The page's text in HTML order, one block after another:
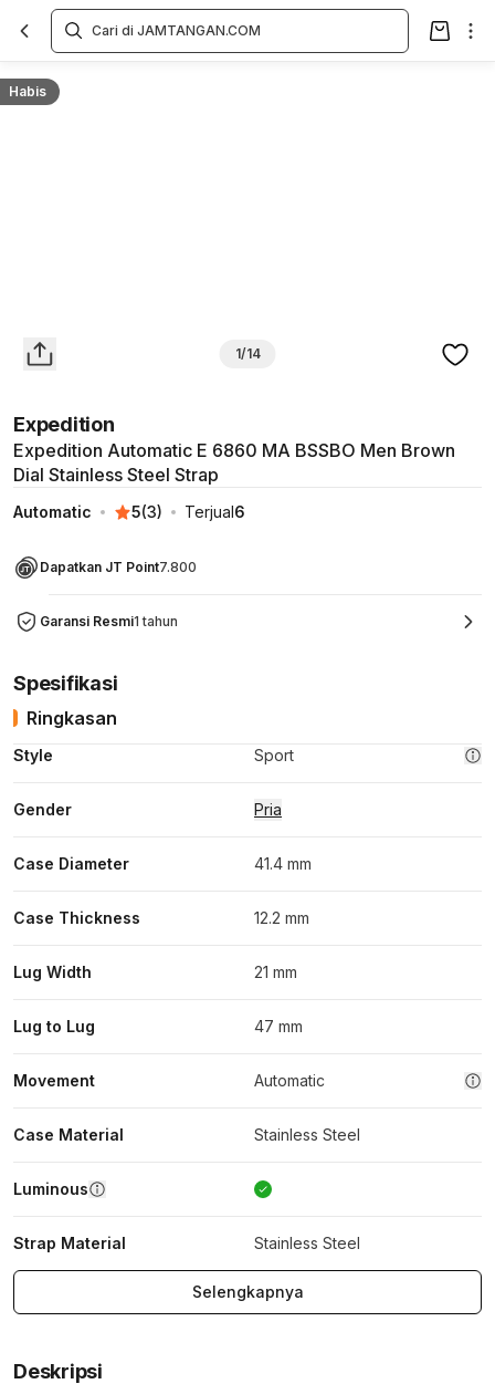
Habis
1/14
Expedition
Expedition Automatic E 6860 MA BSSBO Men Brown
Dial Stainless Steel Strap
Automatic 5(3) Terjual6
Dapatkan JT Point7.800
Garansi Resmi1 tahun
Overview
Spesifikasi
Ringkasan
Style Sport
Gender Pria
Case Diameter 41.4 mm
Case Thickness 12.2 mm
Lug Width 21 mm
Lug to Lug 47 mm
Movement Automatic
Case Material Stainless Steel
Luminous
Strap Material Stainless Steel
Selengkapnya
Deskripsi